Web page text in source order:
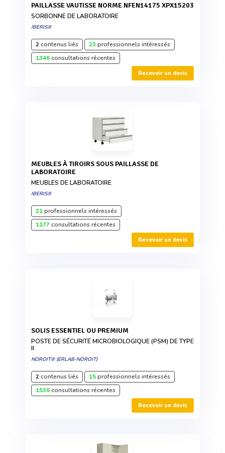
PAILLASSE VAUTISSE NORME NFEN14175 XPX15203
SORBONNE DE LABORATOIRE
IBERIS®
2contenus liés 23 professionnels intéressés
1346consultations récentes
Recevoir un devis
MEUBLES À TIROIRS SOUS PAILLASSE DE
LABORATOIRE
MEUBLES DE LABORATOIRE
IBERIS®
21professionnels intéressés
1177consultations récentes
Recevoir un devis
SOLIS ESSENTIEL OU PREMIUM
POSTE DE SÉCURITÉ MICROBIOLOGIQUE (PSM) DE TYPE
II
NOROIT® (ERLAB-NOROIT)
2contenus liés 15professionnels intéressés
1536consultations récentes
Recevoir un devis